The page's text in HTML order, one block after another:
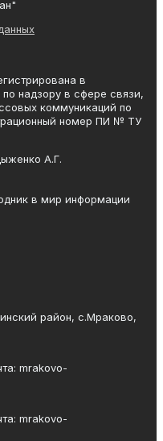
в
надзору в сфере связи,
коммуникаций по
номер ПИ № ТУ
А.Г.
в мир информации
район, с.Мраково,
mrakovo-
mrakovo-